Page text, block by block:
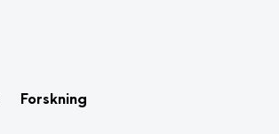
Forskning